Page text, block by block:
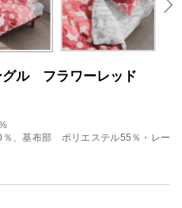
ル フラワーレッド
、基布部 ポリエステル55％・レー